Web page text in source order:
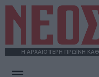
Η ΑΡΧΑΙΟΤΕΡΗ ΠΡΩΪΝΗ